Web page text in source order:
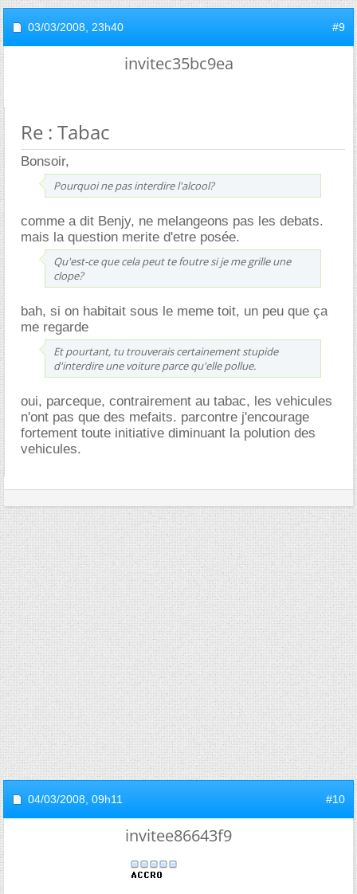
03/03/2008, 23h40 #9
invitec35bc9ea
Re : Tabac
Bonsoir,
Pourquoi ne pas interdire l'alcool?
comme a dit Benjy, ne melangeons pas les debats.
mais la question merite d'etre posée.
Qu'est-ce que cela peut te foutre si je me grille une
clope?
bah, si on habitait sous le meme toit, un peu que ça
me regarde
Et pourtant, tu trouverais certainement stupide
d'interdire une voiture parce qu'elle pollue.
oui, parceque, contrairement au tabac, les vehicules
n'ont pas que des mefaits. parcontre j'encourage
fortement toute initiative diminuant la polution des
vehicules.
04/03/2008, 09h11 #10
invitee86643f9